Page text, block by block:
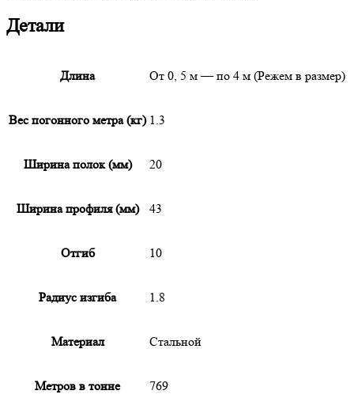
Детали
Длина От 0, 5 м — по 4 м (Режем в размер)
Вес погонного метра (кг) 1.3
Ширина полок (мм) 20
Ширина профиля (мм) 43
Отгиб 10
Радиус изгиба 1.8
Материал Стальной
Метров в тонне 769